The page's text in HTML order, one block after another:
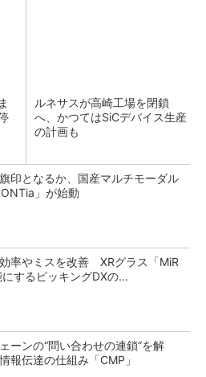
ルネサスが高崎工場を閉鎖
へ、かつてはSiCデバイス生産
の計画も
印となるか、国産マルチモーダル
」が始動
率やミスを改善 XRグラス「MiR
するピッキングDXの...
ーンの“問い合わせの連鎖”を解
伝達の仕組み「CMP」